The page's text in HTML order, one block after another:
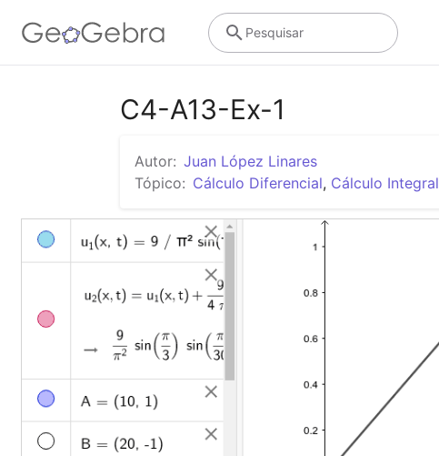
Pesquisar
C4-A13-Ex-1
Autor: Juan López Linares
Tópico: Cálculo Diferencial, Cálculo Integral